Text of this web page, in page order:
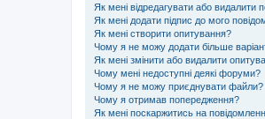
Як мені відредагувати або видалити
Як мені додати підпис до мого
Як мені створити опитування?
Чому я не можу додати більше
Як мені змінити або видалити
Чому мені недоступні деякі форуми?
Чому я не можу приєднувати файли?
Чому я отримав попередження?
Як мені поскаржитись на